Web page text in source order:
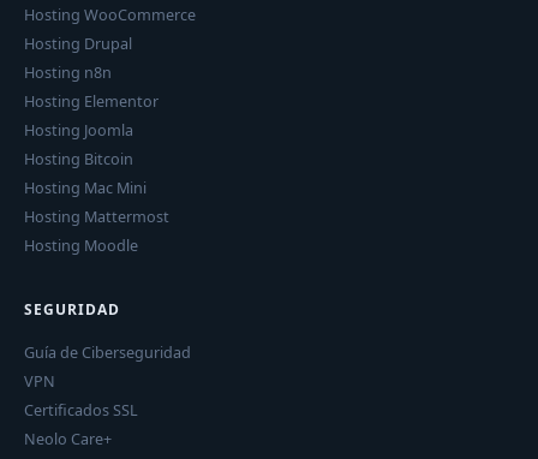
Hosting WooCommerce
Hosting Drupal
Hosting n8n
Hosting Elementor
Hosting Joomla
Hosting Bitcoin
Hosting Mac Mini
Hosting Mattermost
Hosting Moodle
SEGURIDAD
Guía de Ciberseguridad
VPN
Certificados SSL
Neolo Care+